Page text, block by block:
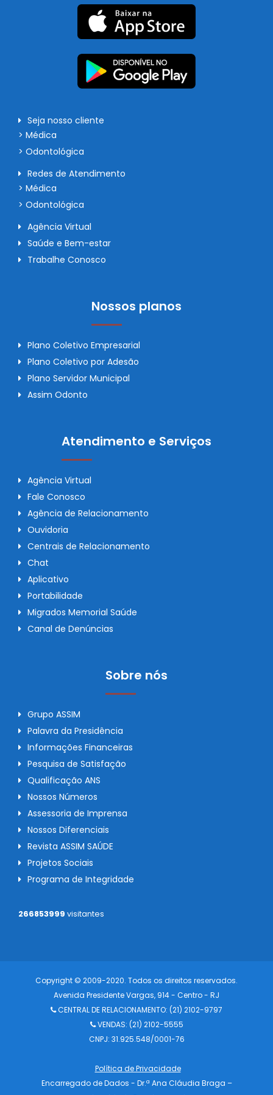
Seja nosso cliente
> Médica
> Odontológica
Redes de Atendimento
> Médica
> Odontológica
Agência Virtual
Saúde e Bem-estar
Trabalhe Conosco
Nossos planos
Plano Coletivo Empresarial
Plano Coletivo por Adesão
Plano Servidor Municipal
Assim Odonto
Atendimento e Serviços
Agência Virtual
Fale Conosco
Agência de Relacionamento
Ouvidoria
Centrais de Relacionamento
Chat
Aplicativo
Portabilidade
Migrados Memorial Saúde
Canal de Denúncias
Sobre nós
Grupo ASSIM
Palavra da Presidência
Informações Financeiras
Pesquisa de Satisfação
Qualificação ANS
Nossos Números
Assessoria de Imprensa
Nossos Diferenciais
Revista ASSIM SAÚDE
Projetos Sociais
Programa de Integridade
266853999 visitantes
Copyright © 2009-2020. Todos os direitos reservados.
Avenida Presidente Vargas, 914 - Centro - RJ
CENTRAL DE RELACIONAMENTO: (21) 2102-9797
VENDAS: (21) 2102-5555
CNPJ: 31.925.548/0001-76
Política de Privacidade
Encarregado de Dados - Dr.ª Ana Cláudia Braga –